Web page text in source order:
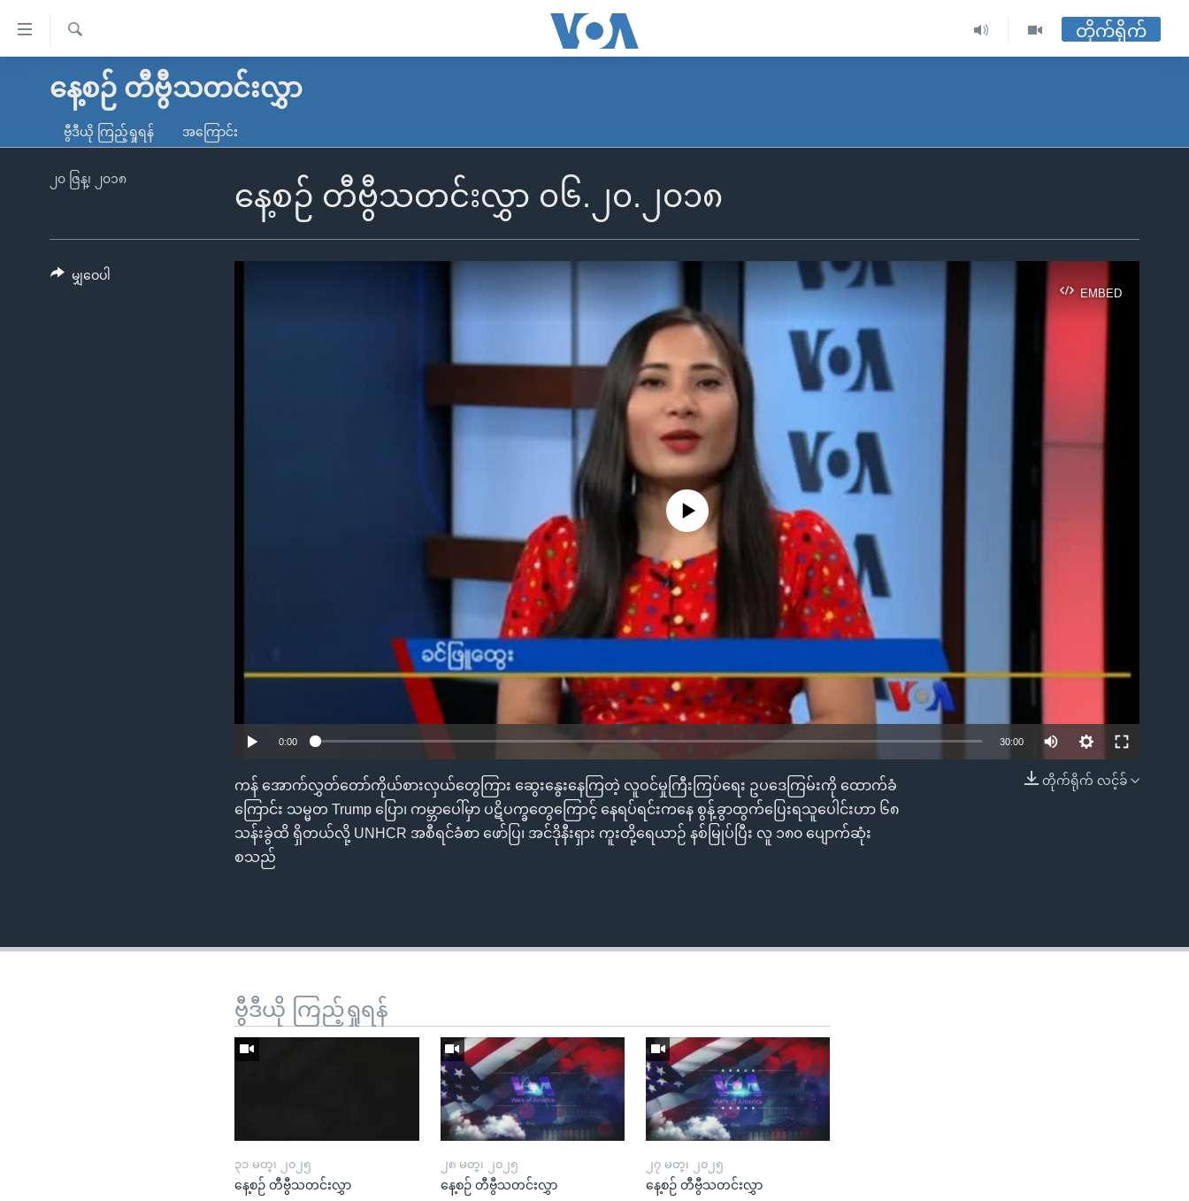
လွယ်ကူ
သည့်
မူလစာမျက်နှာ
ကမ္ဘာ့သတင်းများ
နိုင်ငံတကာ
တရုတ်
အစ္စရေး-ပါလက်စတိုင်း
ရပ်ဝန်းတခု လမ်းတခု အလွန်
အင်္ဂလိပ်စာလေ့လာမယ်
ရ
တိုက်ရိုက်
နေ့စဉ် တီဗွီသတင်းလွှာ
ဗွီဒီယို ကြည့်ရှုရန် အကြောင်း
နေ့စဉ် တီဗွီသတင်းလွှာ ၀၆.၂၀.၂၀၁၈
၂၀ ဇြန္၊ ၂၀၁၈
EMBED
EMBED
No media source currently available
0:00 30:00
တိုက်ရိုက် လင့်ခ်
ကန် အောက်လွှတ်တော်ကိုယ်စားလှယ်တွေကြား ဆွေးနွေးနေကြတဲ့ လူဝင်မှုကြီးကြပ်ရေး ဥပဒေကြမ်းကို ထောက်ခံ
ကြောင်း သမ္မတ Trump ပြော၊ ကမ္ဘာပေါ်မှာ ပဋိပက္ခတွေကြောင့် နေရပ်ရင်းကနေ စွန့်ခွာထွက်ပြေးရသူပေါင်းဟာ ၆၈
သန်းခွဲထိ ရှိတယ်လို့ UNHCR အစီရင်ခံစာ ဖော်ပြ၊ အင်ဒိုနီးရှား ကူးတို့ရေယာဉ် နစ်မြုပ်ပြီး လူ ၁၈၀ ပျောက်ဆုံး
စသည်
မျှဝေပါ
ဗွီဒီယို ကြည့်ရှုရန်
၃၁ မတ္၊ ၂၀၂၅
နေ့စဉ် တီဗွီသတင်းလွှာ
၂၈ မတ္၊ ၂၀၂၅
နေ့စဉ် တီဗွီသတင်းလွှာ
၂၇ မတ္၊ ၂၀၂၅
နေ့စဉ် တီဗွီသတင်းလွှာ